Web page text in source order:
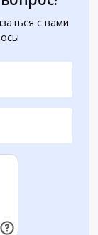
с вами